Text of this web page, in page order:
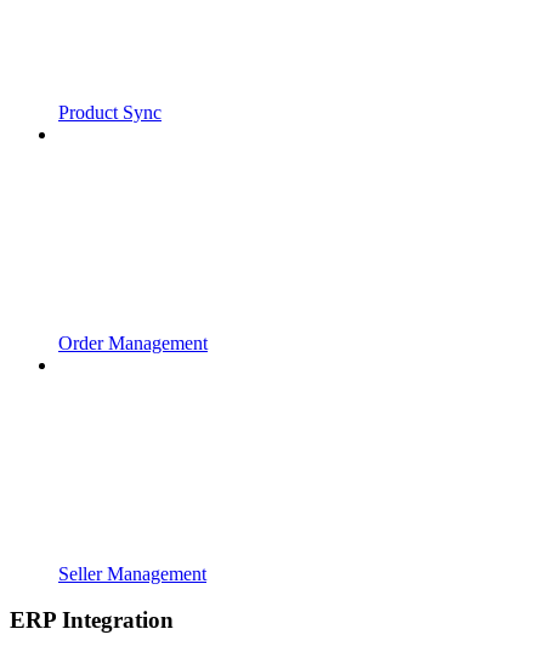
Product Sync
Order Management
Seller Management
ERP Integration